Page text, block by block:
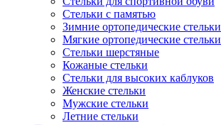
Стельки с памятью
Зимние ортопедические стельки
Мягкие ортопедические стельки
Стельки шерстяные
Кожаные стельки
Стельки для высоких каблуков
Женские стельки
Мужские стельки
Летние стельки